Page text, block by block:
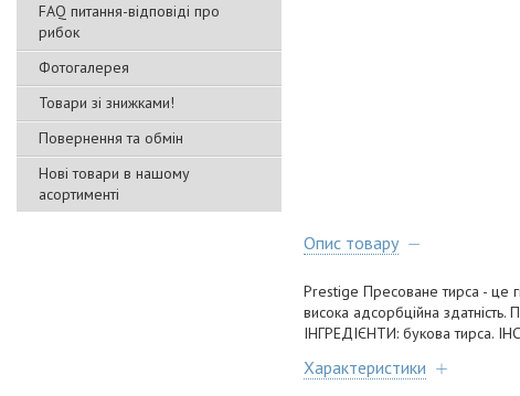
FAQ питання-відповіді про
рибок
Фотогалерея
Товари зі знижками!
Повернення та обмін
Нові товари в нашому
асортименті
Опис товару
Prestige Пресоване тирса - це
висока адсорбційна
ІНГРЕДІЄНТИ: букова тирса.
Характеристики